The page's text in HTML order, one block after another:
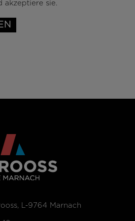
akzeptiere sie.
L-9764 Marnach